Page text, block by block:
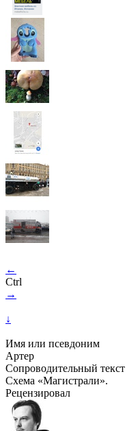
←
Ctrl
→
↓
Имя или псевдоним
Артер
Сопроводительный текст
Схема «Магистрали».
Рецензировал